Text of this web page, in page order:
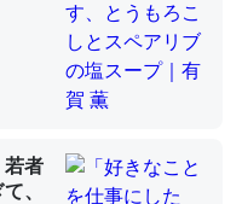
）はカルシウムを使わ
が違うのか？
＝「昆虫はなぜ海にいな
若者
、